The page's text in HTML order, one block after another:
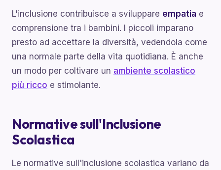
L'inclusione contribuisce a sviluppare empatia e
comprensione tra i bambini. I piccoli imparano
presto ad accettare la diversità, vedendola come
una normale parte della vita quotidiana. È anche
un modo per coltivare un ambiente scolastico
più ricco e stimolante.
Normative sull'Inclusione
Scolastica
Le normative sull'inclusione scolastica variano da